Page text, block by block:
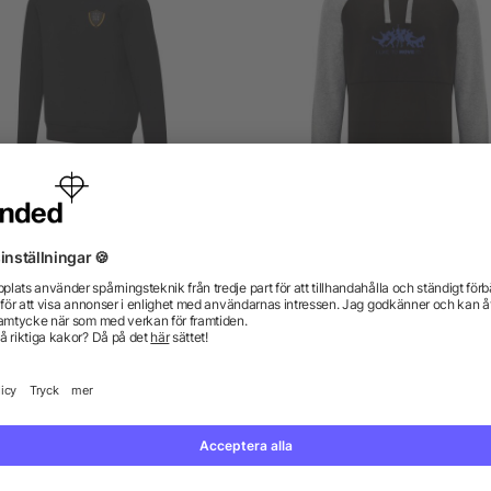
Danali unisex interlock
sporttröja med huva
från 217,79 kr från 102,88 kr
Vi har svaren.